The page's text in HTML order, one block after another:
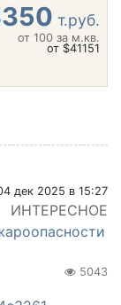
т.руб.
от 100 за м.кв.
от $41151
дек 2025 в 15:27
ИНТЕРЕСНОЕ
5043